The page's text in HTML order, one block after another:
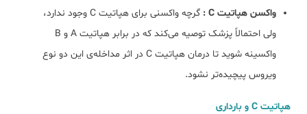
واکسن هپاتیت C :
گرچه واکسنی برای هپاتیت C وجود ندارد،
ولی احتمالاً پزشک توصیه می‌کند که در برابر هپاتیت A و B
واکسینه شوید تا درمان هپاتیت C در اثر مداخله‌ی این دو نوع
ویروس پیچیده‌تر نشود.
هپاتیت C و بارداری